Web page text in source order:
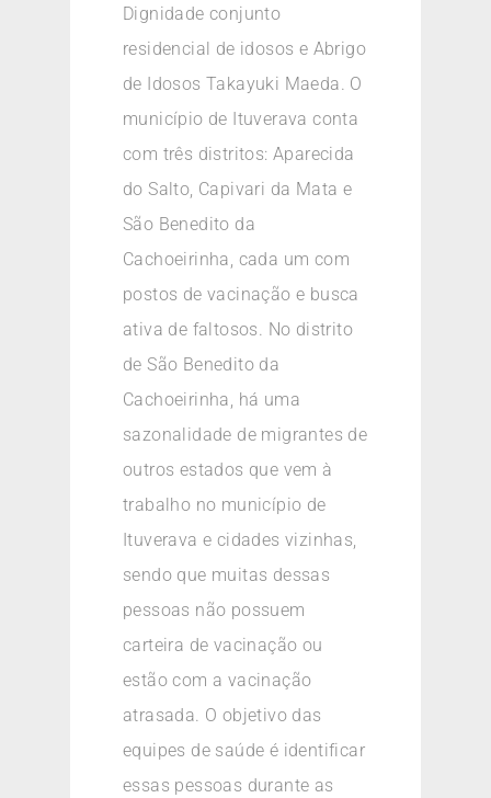
Dignidade conjunto
residencial de idosos e Abrigo
de Idosos Takayuki Maeda. O
município de Ituverava conta
com três distritos: Aparecida
do Salto, Capivari da Mata e
São Benedito da
Cachoeirinha, cada um com
postos de vacinação e busca
ativa de faltosos. No distrito
de São Benedito da
Cachoeirinha, há uma
sazonalidade de migrantes de
outros estados que vem à
trabalho no município de
Ituverava e cidades vizinhas,
sendo que muitas dessas
pessoas não possuem
carteira de vacinação ou
estão com a vacinação
atrasada. O objetivo das
equipes de saúde é identificar
essas pessoas durante as